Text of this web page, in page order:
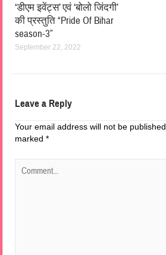
‘डीएम इवेंट्स’ एवं ‘बोलो जिंदगी’
की प्रस्तुति “Pride Of Bihar
season-3”
September 22, 2022
Leave a Reply
Your email address will not be published.
marked*